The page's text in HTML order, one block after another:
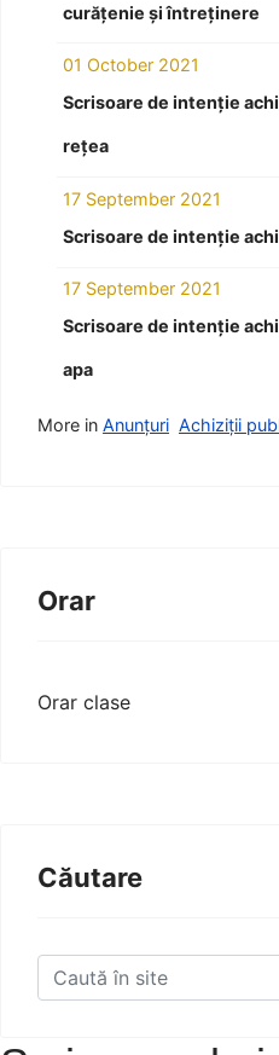
curățenie și întreținere
01 October 2021
Scrisoare de intenție
rețea
17 September 2021
Scrisoare de intenție
17 September 2021
Scrisoare de intenție
apa
More in Anunțuri Achiziții
Orar
Orar clase
Căutare